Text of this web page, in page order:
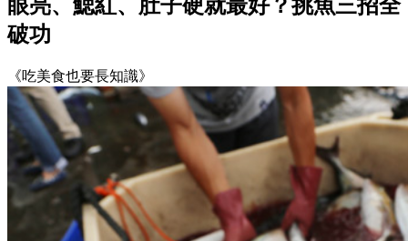
眼亮、鰓紅、肚子硬就最好？挑魚三招全
破功
《吃美食也要長知識》